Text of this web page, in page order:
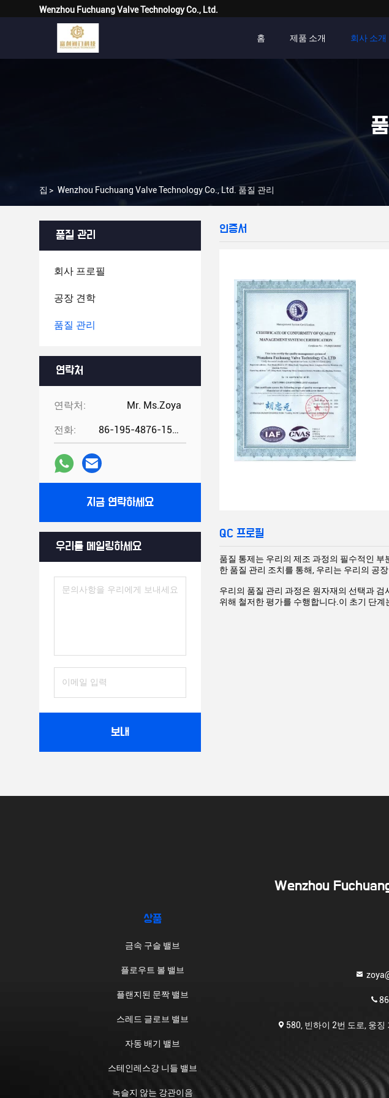
Wenzhou Fuchuang Valve Technology Co., Ltd.
홈 제품 소개 회사 소개
집 > Wenzhou Fuchuang Valve Technology Co., Ltd. 품질 관리
품질 관리
회사 프로필
공장 견학
품질 관리
연락처
연락처: Mr. Ms.Zoya
전화: 86-195-4876-1535
지금 연락하세요
우리를 메일링하세요
보내
인증서
QC 프로필
품질 통제는 우리의 제조 과정의 필수적인
한 품질 관리 조치를 통해, 우리는 우리의 공
우리의 품질 관리 과정은 원자재의 선택과
위해 철저한 평가를 수행합니다.이 초기 단
Wenzhou
상품
금속 구슬 밸브
플로우트 볼 밸브
플랜지된 문짝 밸브
스레드 글로브 밸브
자동 배기 밸브
스테인레스강 니들 밸브
녹슬지 않는 강관이음
580, 빈하이 2번 도로, 웅